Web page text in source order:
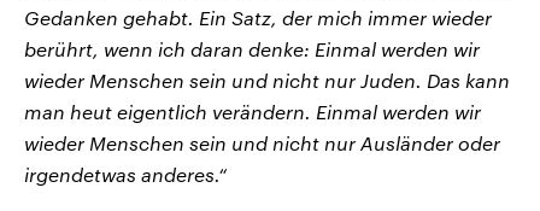
Gedanken gehabt. Ein Satz, der mich immer wieder
berührt, wenn ich daran denke: Einmal werden wir
wieder Menschen sein und nicht nur Juden. Das kann
man heut eigentlich verändern. Einmal werden wir
wieder Menschen sein und nicht nur Ausländer oder
irgendetwas anderes.“